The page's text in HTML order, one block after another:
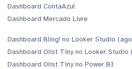
Dashboard ContaAzul
Dashboard Mercado Livre
Dashboard Bling! no Looker Studio
Dashboard Olist Tiny no Looker Studio
Dashboard Olist Tiny no Power BI